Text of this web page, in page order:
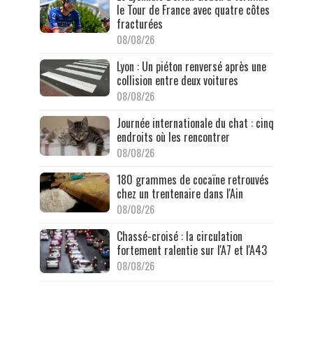
le Tour de France avec quatre côtes
fracturées
08/08/26
Lyon : Un piéton renversé après une
collision entre deux voitures
08/08/26
Journée internationale du chat : cinq
endroits où les rencontrer
08/08/26
180 grammes de cocaïne retrouvés
chez un trentenaire dans l'Ain
08/08/26
Chassé-croisé : la circulation
fortement ralentie sur l'A7 et l'A43
08/08/26